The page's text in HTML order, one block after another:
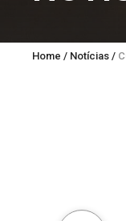
Home / Notícias /